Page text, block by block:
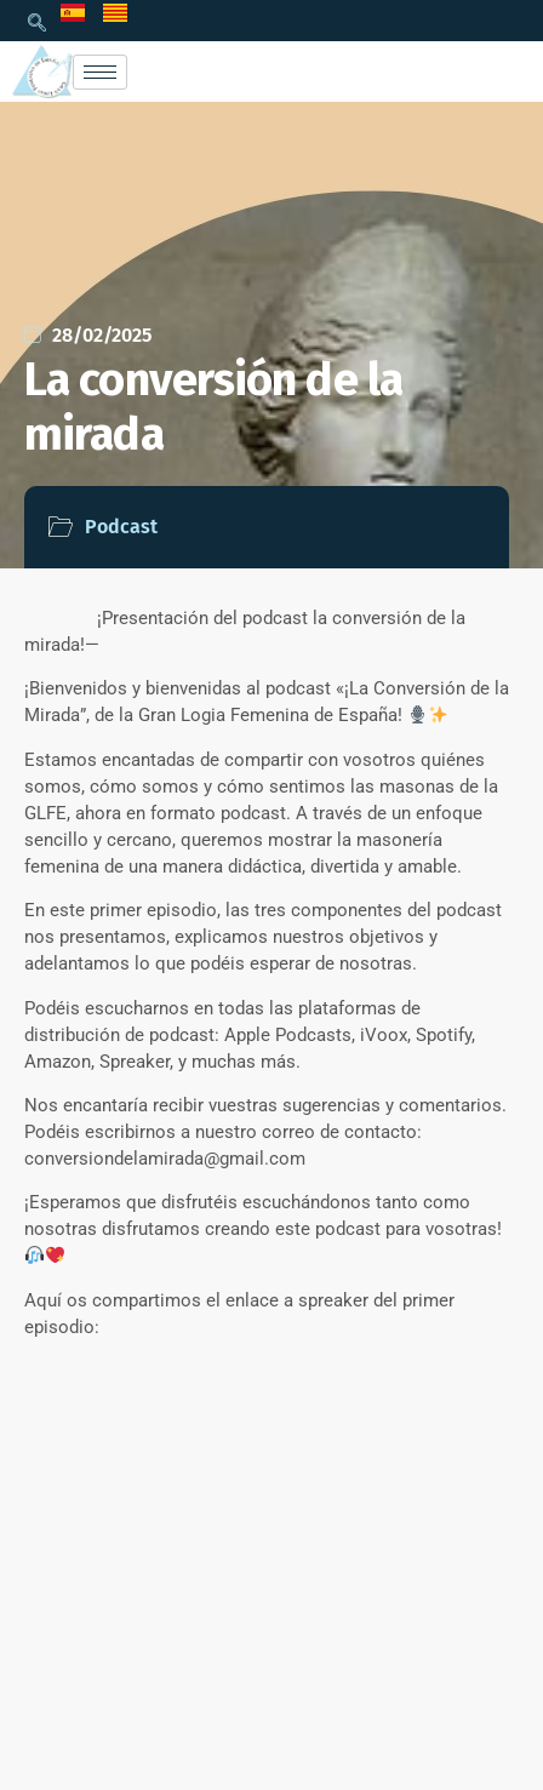
28/02/2025
La conversión de la
mirada
Podcast
¡Presentación del podcast la conversión de la
mirada!—
¡Bienvenidos y bienvenidas al podcast «¡La Conversión de la
Mirada”, de la Gran Logia Femenina de España!
Estamos encantadas de compartir con vosotros quiénes
somos, cómo somos y cómo sentimos las masonas de la
GLFE, ahora en formato podcast. A través de un enfoque
sencillo y cercano, queremos mostrar la masonería
femenina de una manera didáctica, divertida y amable.
En este primer episodio, las tres componentes del podcast
nos presentamos, explicamos nuestros objetivos y
adelantamos lo que podéis esperar de nosotras.
Podéis escucharnos en todas las plataformas de
distribución de podcast: Apple Podcasts, iVoox, Spotify,
Amazon, Spreaker, y muchas más.
Nos encantaría recibir vuestras sugerencias y comentarios.
Podéis escribirnos a nuestro correo de contacto:
conversiondelamirada@gmail.com
¡Esperamos que disfrutéis escuchándonos tanto como
nosotras disfrutamos creando este podcast para vosotras!
Aquí os compartimos el enlace a spreaker del primer
episodio: